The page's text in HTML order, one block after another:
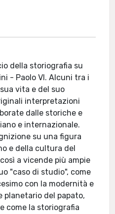
della storiografia su
- Paolo VI. Alcuni tra i
vita e del suo
interpretazioni
dalle storiche e
e internazionale.
su una figura
e della cultura del
a vicende più ampie
"caso di studio", come
con la modernità e
planetario del papato,
come la storiografia